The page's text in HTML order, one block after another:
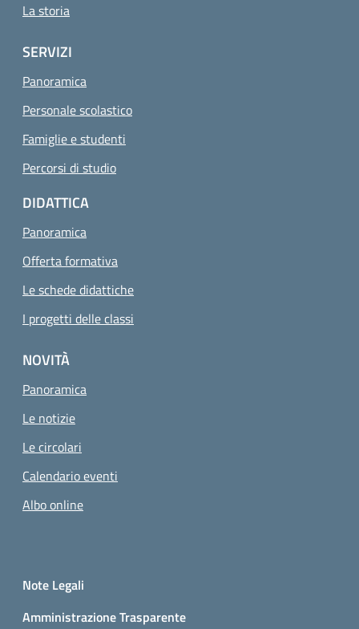
La storia
SERVIZI
Panoramica
Personale scolastico
Famiglie e studenti
Percorsi di studio
DIDATTICA
Panoramica
Offerta formativa
Le schede didattiche
I progetti delle classi
NOVITÀ
Panoramica
Le notizie
Le circolari
Calendario eventi
Albo online
Small prints
Note Legali
Amministrazione Trasparente